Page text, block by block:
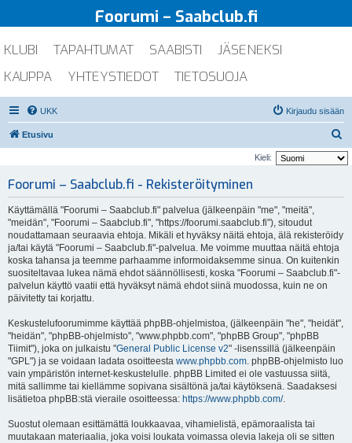
Foorumi – Saabclub.fi
KLUBI TAPAHTUMAT SAABISTI
JÄSENEKSI
KAUPPA
YHTEYSTIEDOT TIETOSUOJA
UKK Kirjaudu sisään
Etusivu
t
Kieli:
Foorumi – Saabclub.fi - Rekisteröityminen
Käyttämällä "Foorumi – Saabclub.fi" palvelua (jälkeenpäin "me", "meitä",
"meidän", "Foorumi – Saabclub.fi", "https://foorumi.saabclub.fi"), sitoudut
noudattamaan seuraavia ehtoja. Mikäli et hyväksy näitä ehtoja, älä rekisteröidy
ja/tai käytä "Foorumi – Saabclub.fi"-palvelua. Me voimme muuttaa näitä ehtoja
koska tahansa ja teemme parhaamme informoidaksemme sinua. On kuitenkin
suositeltavaa lukea nämä ehdot säännöllisesti, koska "Foorumi – Saabclub.fi"-
palvelun käyttö vaatii että hyväksyt nämä ehdot siinä muodossa, kuin ne on
päivitetty tai korjattu.
Keskustelufoorumimme käyttää phpBB-ohjelmistoa, (jälkeenpäin "he", "heidät",
"heidän", "phpBB-ohjelmisto", "www.phpbb.com", "phpBB Group", "phpBB
Tiimit"), joka on julkaistu "General Public License v2" -lisenssillä (jälkeenpäin
"GPL") ja se voidaan ladata osoitteesta www.phpbb.com. phpBB-ohjelmisto luo
vain ympäristön internet-keskustelulle. phpBB Limited ei ole vastuussa siitä,
mitä sallimme tai kiellämme sopivana sisältönä ja/tai käytöksenä. Saadaksesi
lisätietoa phpBB:stä vieraile osoitteessa: https://www.phpbb.com/.
Suostut olemaan esittämättä loukkaavaa, vihamielistä, epämoraalista tai
muutakaan materiaalia, joka voisi loukata voimassa olevia lakeja oli se sitten